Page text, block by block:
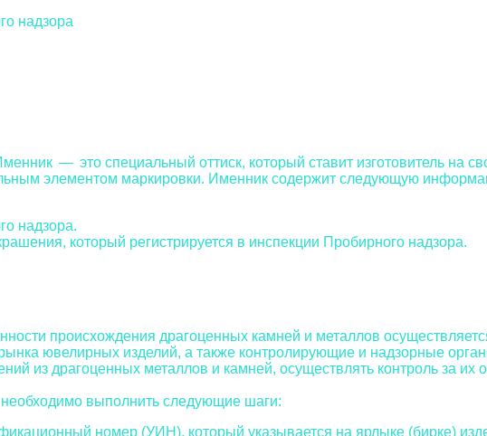
надзора
— это специальный оттиск, который ставит изготовитель на
элементом маркировки. Именник содержит следующую
надзора.
который регистрируется в инспекции Пробирного надзора.
происхождения драгоценных камней и металлов
ювелирных изделий, а также контролирующие и надзорные
из драгоценных металлов и камней, осуществлять контроль за их
выполнить следующие шаги:
номер (УИН), который указывается на ярлыке (бирке)